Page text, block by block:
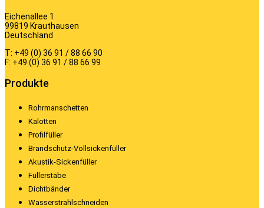
Eichenallee 1
99819 Krauthausen
Deutschland
T: +49 (0) 36 91 / 88 66 90
F: +49 (0) 36 91 / 88 66 99
Produkte
Rohrmanschetten
Kalotten
Profilfüller
Brandschutz-Vollsickenfüller
Akustik-Sickenfüller
Füllerstäbe
Dichtbänder
Wasserstrahlschneiden